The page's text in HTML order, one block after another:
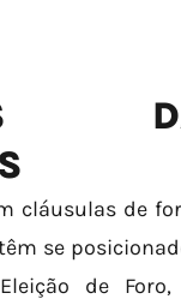
cláusulas de
se
de